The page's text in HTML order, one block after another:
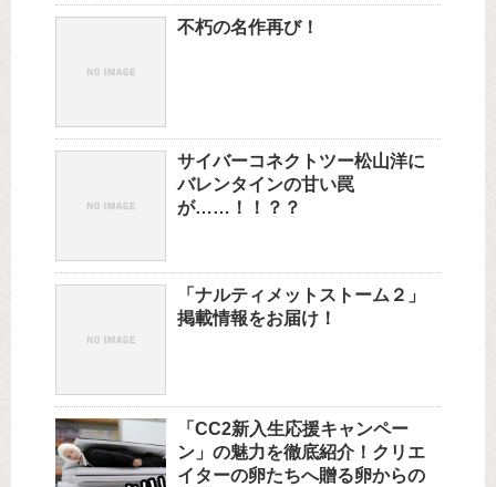
不朽の名作再び！
サイバーコネクトツー松山洋に
バレンタインの甘い罠
が……！！？？
「ナルティメットストーム２」
掲載情報をお届け！
「CC2新入生応援キャンペー
ン」の魅力を徹底紹介！クリエ
イターの卵たちへ贈る卵からの